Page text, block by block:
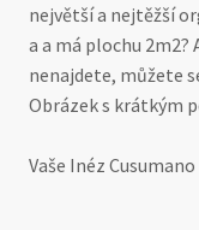
největší a nejtěžší
a a má plochu
nenajdete, můžete
Obrázek s krátkým
Vaše Inéz Cusumano